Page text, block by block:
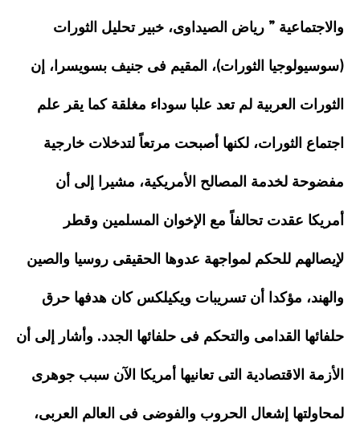
والاجتماعية ” رياض الصيداوى، خبير تحليل الثورات
(سوسيولوجيا الثورات)، المقيم فى جنيف بسويسرا، إن
الثورات العربية لم تعد علبا سوداء مغلقة كما يقر علم
اجتماع الثورات، لكنها أصبحت مرتعاً لتدخلات خارجية
مفضوحة لخدمة المصالح الأمريكية، مشيرا إلى أن
أمريكا عقدت تحالفاً مع الإخوان المسلمين وقطر
لإيصالهم للحكم لمواجهة عدوها الحقيقى روسيا والصين
والهند، مؤكدا أن تسريبات ويكيلكس كان هدفها حرق
حلفائها القدامى والتحكم فى حلفائها الجدد. وأشار إلى أن
الأزمة الاقتصادية التى تعانيها أمريكا الآن سبب جوهرى
لمحاولتها إشعال الحروب والفوضى فى العالم العربى،